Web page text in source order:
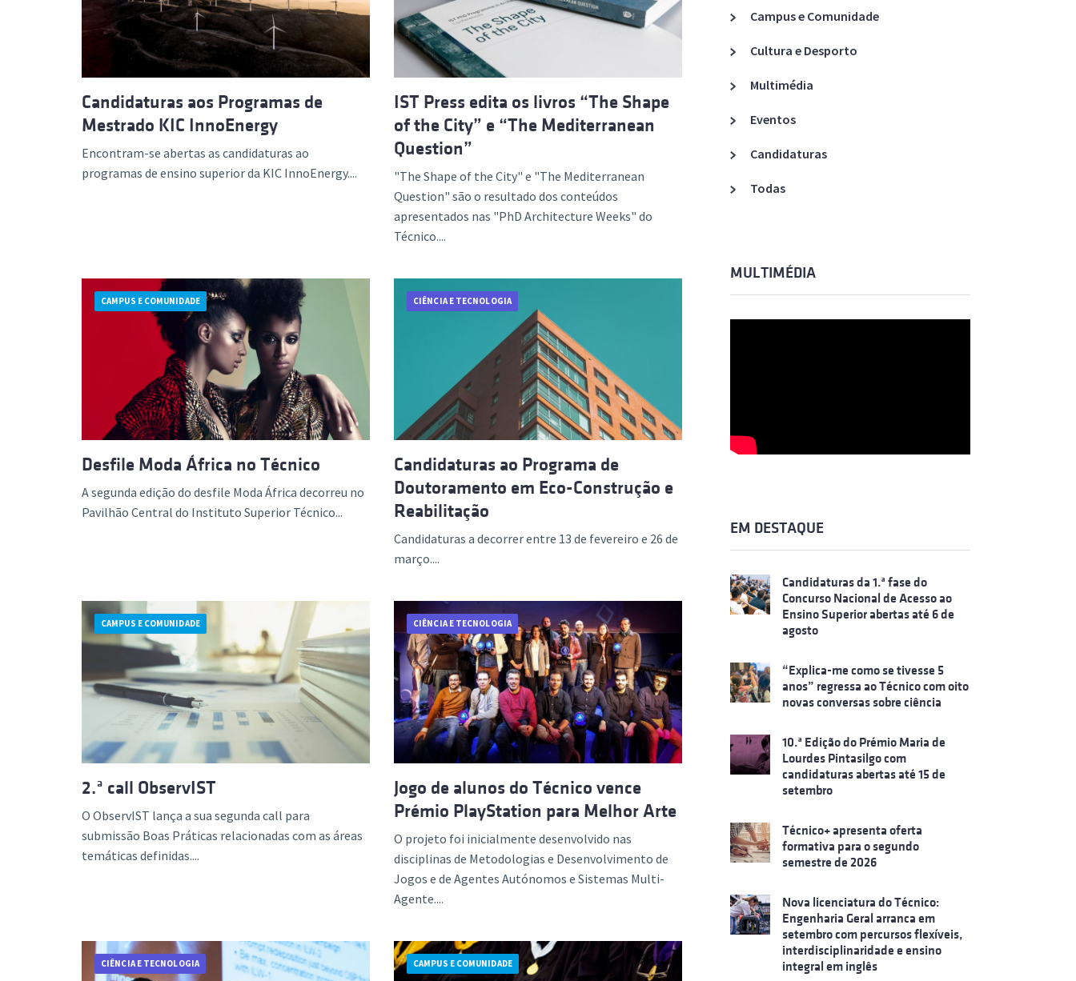
Formação Avançada
Candidaturas aos Programas de
Mestrado KIC InnoEnergy
Encontram-se abertas as candidaturas ao
programas de ensino superior da KIC InnoEnergy....
IST Press edita os livros “The Shape
of the City” e “The Mediterranean
Question”
"The Shape of the City" e "The Mediterranean
Question" são o resultado dos conteúdos
apresentados nas "PhD Architecture Weeks" do
Técnico....
CAMPUS E COMUNIDADE
Desfile Moda África no Técnico
A segunda edição do desfile Moda África decorreu no
Pavilhão Central do Instituto Superior Técnico...
CIÊNCIA E TECNOLOGIA
Candidaturas ao Programa de
Doutoramento em Eco-Construção e
Reabilitação
Candidaturas a decorrer entre 13 de fevereiro e 26 de
março....
CAMPUS E COMUNIDADE
2.ª call ObservIST
O ObservIST lança a sua segunda call para
submissão Boas Práticas relacionadas com as áreas
temáticas definidas....
CIÊNCIA E TECNOLOGIA
Jogo de alunos do Técnico vence
Prémio PlayStation para Melhor Arte
O projeto foi inicialmente desenvolvido nas
disciplinas de Metodologias e Desenvolvimento de
Jogos e de Agentes Autónomos e Sistemas Multi-
Agente....
CIÊNCIA E TECNOLOGIA CAMPUS E COMUNIDADE
Campus e Comunidade
Cultura e Desporto
Multimédia
Eventos
Candidaturas
Todas
MULTIMÉDIA
EM DESTAQUE
Candidaturas da 1.ª fase do
Concurso Nacional de Acesso ao
Ensino Superior abertas até 6 de
agosto
“Explica-me como se tivesse 5
anos” regressa ao Técnico com oito
novas conversas sobre ciência
10.ª Edição do Prémio Maria de
Lourdes Pintasilgo com
candidaturas abertas até 15 de
setembro
Técnico+ apresenta oferta
formativa para o segundo
semestre de 2026
Nova licenciatura do Técnico:
Engenharia Geral arranca em
setembro com percursos flexíveis,
interdisciplinaridade e ensino
integral em inglês